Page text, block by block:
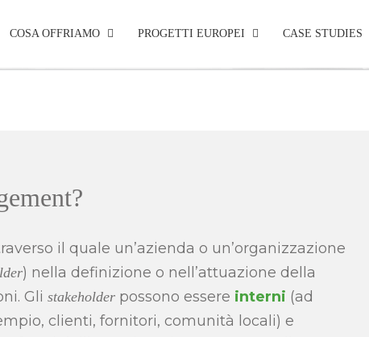
COSA OFFRIAMO PROGETTI EUROPEI CASE STUDIES
il quale un’azienda o un’organizzazione
) nella definizione o nell’attuazione della
Gli stakeholder possono essere interni (ad
clienti, fornitori, comunità locali) e